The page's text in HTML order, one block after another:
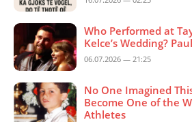
Who Performed at
Kelce’s Wedding?
06.07.2026 — 21:25
No One Imagined
Become One of the
Athletes